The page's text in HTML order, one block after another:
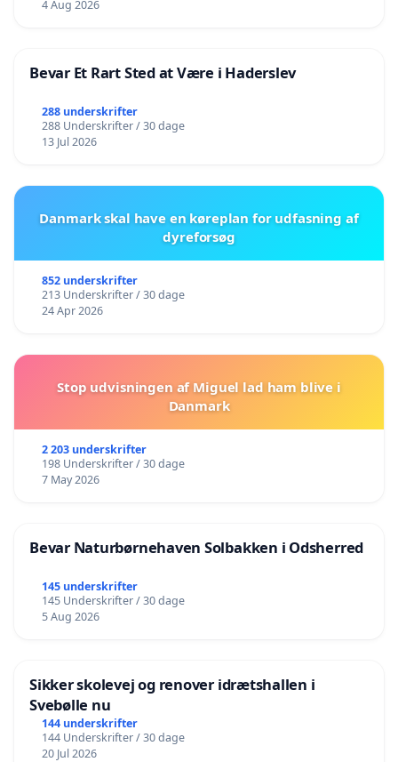
4 Aug 2026
Bevar Et Rart Sted at Være i Haderslev
288 underskrifter
288 Underskrifter / 30 dage
13 Jul 2026
Danmark skal have en køreplan for udfasning af
dyreforsøg
852 underskrifter
213 Underskrifter / 30 dage
24 Apr 2026
Stop udvisningen af Miguel lad ham blive i
Danmark
2 203 underskrifter
198 Underskrifter / 30 dage
7 May 2026
Bevar Naturbørnehaven Solbakken i Odsherred
145 underskrifter
145 Underskrifter / 30 dage
5 Aug 2026
Sikker skolevej og renover idrætshallen i
Svebølle nu
144 underskrifter
144 Underskrifter / 30 dage
20 Jul 2026